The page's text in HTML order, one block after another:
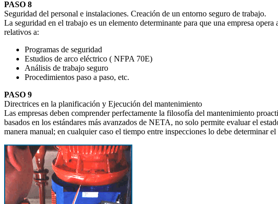
PASO 8
Seguridad del personal e instalaciones. Creación de un entorno seguro de trabajo.
La seguridad en el trabajo es un elemento determinante para que una empresa
relativos a:
Programas de seguridad
Estudios de arco eléctrico ( NFPA 70E)
Análisis de trabajo seguro
Procedimientos paso a paso, etc.
PASO 9
Directrices en la planificación y Ejecución del mantenimiento
Las empresas deben comprender perfectamente la filosofía del mantenimiento
basados en los estándares más avanzados de NETA, no solo permite evaluar el
manera manual; en cualquier caso el tiempo entre inspecciones lo debe determinar el